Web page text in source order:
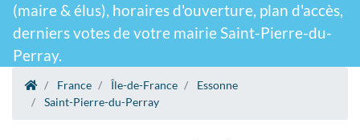
(maire & élus), horaires d'ouverture, plan d'accès,
derniers votes de votre mairie Saint-Pierre-du-
Perray.
France Île-de-France
Essonne
Saint-Pierre-du-Perray